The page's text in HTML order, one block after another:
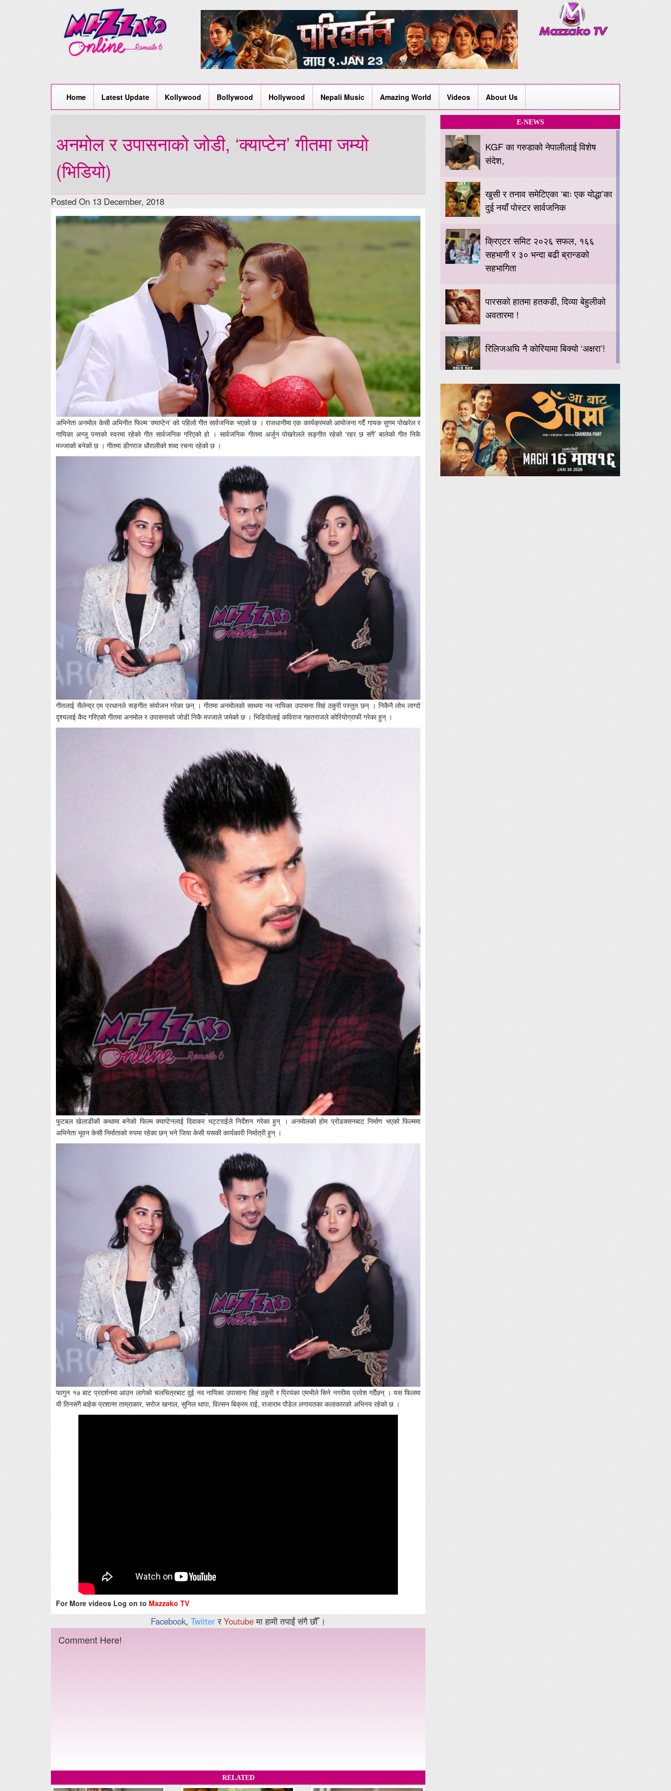
Home Latest Update Kollywood Bollywood Hollywood Nepali Music Amazing World Videos About Us
अनमोल र उपासनाको जोडी, ‘क्याप्टेन’ गीतमा जम्यो
(भिडियो)
Posted On 13 December, 2018
अभिनेता अनमोल केसी अभिनीत फिल्म ‘क्याप्टेन’ को पहिलो गीत सार्वजनिक भएको छ । राजधानीमा एक कार्यक्रमको आयोजना गर्दै गायक सुगम पोखरेल र
गायिका अन्जु पन्तको स्वरमा रहेको गीत सार्वजनिक गरिएको हो । सार्वजनिक गीतमा अर्जुन पोखरेलले सङ्गीत रहेको ‘रहर छ संगै’ बालेको गीत निकै
मज्जाको बनेको छ । गीतमा डीगराज धौरालीको शब्द रचना रहेको छ ।
गीतलाई सैलेन्द्र एम प्रधानले सङ्गीत संयोजन गरेका छन् । गीतमा अनमोलको साथमा नव नायिका उपासना सिहं ठकुरी पस्तुत छन् । निकैनै लोभ लाग्दो
दृश्यलाई कैद गरिएको गीतमा अनमोल र उपासनाको जोडी निकै मज्जाले जमेको छ । भिडियोलाई कविराज गहतराजले कोरियोग्राफी गरेका हुन् ।
फुटबल खेलाडीकोे कथामा बनेको फिल्म क्याप्टेनलाई दिवाकर भट्टराईले निर्देशन गरेका हुन् । अनमोलको होम प्रोडक्सनबाट निर्माण भएको फिल्ममा
अभिनेता भूवन केसी निर्माताको रुपमा रहेका छन् भने जिया केसी यसकी कार्यकारी निर्मात्री हुन् ।
फागुन १७ बाट प्रदर्शनमा आउन लागेको चलचित्रबाट दुई नव नायिका उपासाना सिहं ठकुरी र प्रियंका एमभीले सिने नगरीमा प्रवेश गर्दैछन् । यस फिलमा
यी तिनसंगै बाहेक प्रशान्त ताम्राकार, सरोज खनाल, सुनिल थापा, विल्सन बिक्रम राई, राजाराम पौडेल लगायतका कलाकारको अभिनय रहेको छ ।
For More videos Log on to Mazzako TV
Facebook, TwitterरYoutubeमा हामी तपाईं संगै छौँ ।
Comment Here!
RELATED
E-NEWS
KGF का गरुडाको नेपालीलाई विशेष
संदेश,
खुसी र तनाव समेटिएका ‘बाः एक योद्धा’का
दुई नयाँ पोस्टर सार्वजनिक
क्रिएटर समिट २०२६ सफल, १६६
सहभागी र ३० भन्दा बढी ब्रान्डको
सहभागिता
पारसको हातमा हतकडी, दिव्या बेहुलीको
अवतारमा !
रिलिजअघि नै कोरियामा बिक्यो ‘अक्षरा’!